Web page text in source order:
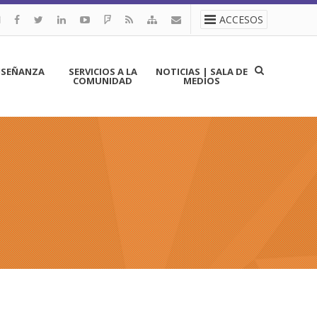
ACCESOS
SERVICIOS A LA
COMUNIDAD
NOTICIAS | SALA DE
MEDIOS